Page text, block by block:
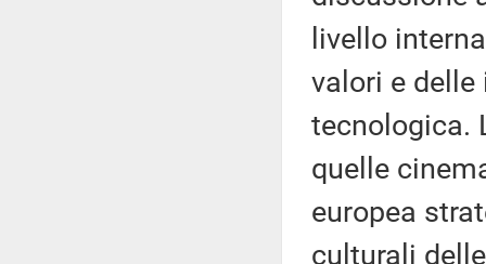
livello
valori e
tecnologica.
quelle
europea
culturali